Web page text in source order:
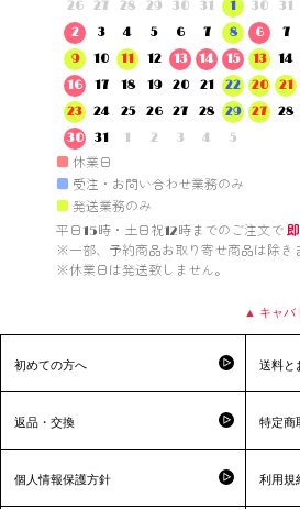
26
27 28 29 30 31
1
2
3 4 5 6 7
8
9
10 11 12 13 14
15
16
17 18 19 20 21
22
23
24 25 26 27 28
29
30
31 1 2 3 4 5
30
31
6
7
13
14
20
21
27
28
■ 休業日
■ 受注・お問い合わせ業務のみ
■ 発送業務のみ
平日15時・土日祝12時までのご注文で
※一部、予約商品お取り寄せ商品は除き
※休業日は発送致しません。
▲ キャバ
初めての方へ 送料と
返品・交換 特定商
個人情報保護方針 利用規